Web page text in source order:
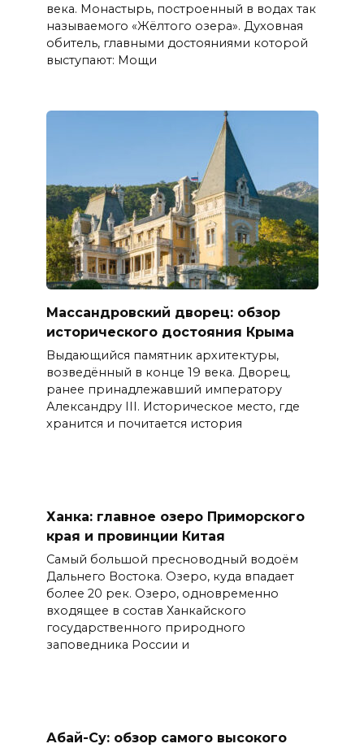
века. Монастырь, построенный в водах так
называемого «Жёлтого озера». Духовная
обитель, главными достояниями которой
выступают: Мощи
Массандровский дворец: обзор
исторического достояния Крыма
Выдающийся памятник архитектуры,
возведённый в конце 19 века. Дворец,
ранее принадлежавший императору
Александру III. Историческое место, где
хранится и почитается история
Ханка: главное озеро Приморского
края и провинции Китая
Самый большой пресноводный водоём
Дальнего Востока. Озеро, куда впадает
более 20 рек. Озеро, одновременно
входящее в состав Ханкайского
государственного природного
заповедника России и
Абай-Су: обзор самого высокого